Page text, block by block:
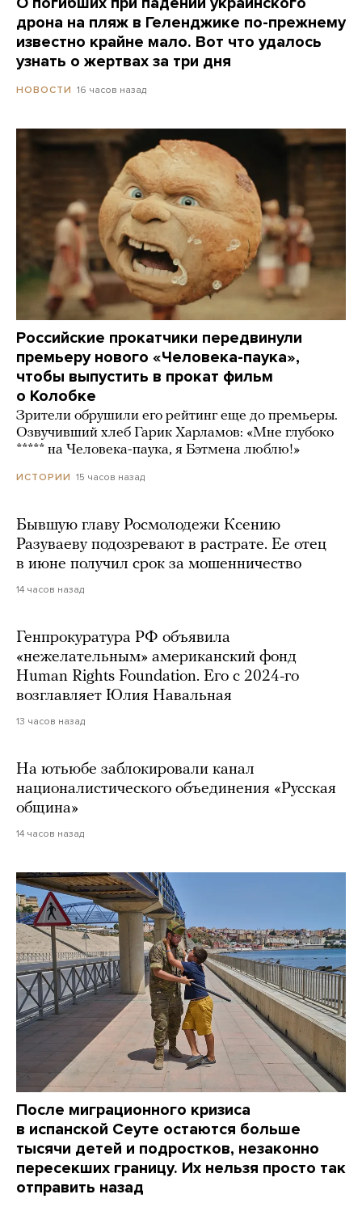
дрона на пляж в Геленджике по-прежнему
известно крайне мало. Вот что удалось
узнать о жертвах за три дня
НОВОСТИ 16 часов назад
Российские прокатчики передвинули
премьеру нового «Человека-паука»,
чтобы выпустить в прокат фильм
о Колобке
Зрители обрушили его рейтинг еще до премьеры.
Озвучивший хлеб Гарик Харламов: «Мне глубоко
***** на Человека-паука, я Бэтмена люблю!»
ИСТОРИИ 15 часов назад
Бывшую главу Росмолодежи Ксению
Разуваеву подозревают в растрате. Ее отец
в июне получил срок за мошенничество
14 часов назад
Генпрокуратура РФ объявила
«нежелательным» американский фонд
Human Rights Foundation. Его с 2024-го
возглавляет Юлия Навальная
13 часов назад
На ютьюбе заблокировали канал
националистического объединения «Русская
община»
14 часов назад
После миграционного кризиса
в испанской Сеуте остаются больше
тысячи детей и подростков, незаконно
пересекших границу. Их нельзя просто так
отправить назад